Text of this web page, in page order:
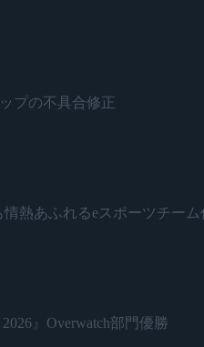
プの不具合修正
熱あふれるeスポーツチーム
』Overwatch部門優勝